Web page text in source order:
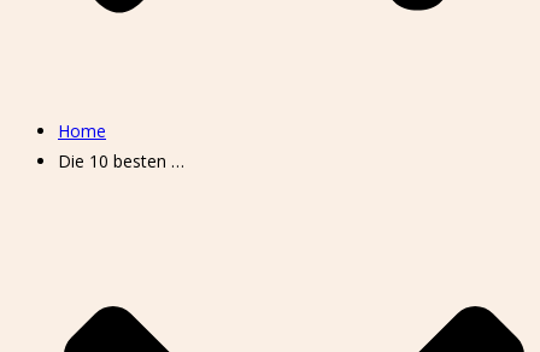
Home
Die 10 besten …